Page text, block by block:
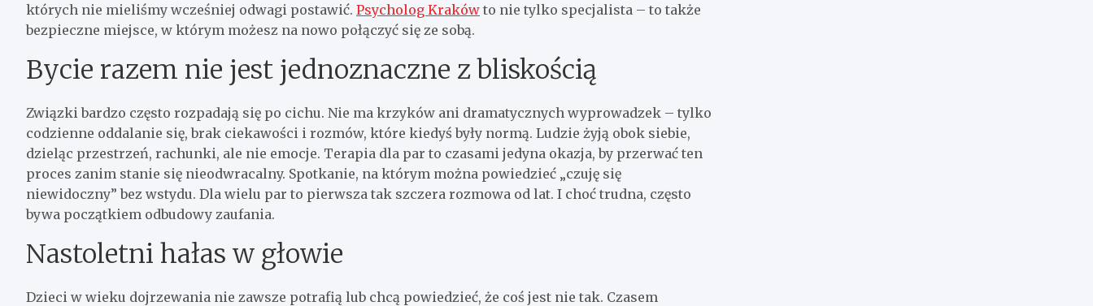
których nie mieliśmy wcześniej odwagi postawić. Psycholog Kraków to nie tylko specjalista – to także
bezpieczne miejsce, w którym możesz na nowo połączyć się ze sobą.
Bycie razem nie jest jednoznaczne z bliskością
Związki bardzo często rozpadają się po cichu. Nie ma krzyków ani dramatycznych wyprowadzek – tylko
codzienne oddalanie się, brak ciekawości i rozmów, które kiedyś były normą. Ludzie żyją obok siebie,
dzieląc przestrzeń, rachunki, ale nie emocje. Terapia dla par to czasami jedyna okazja, by przerwać ten
proces zanim stanie się nieodwracalny. Spotkanie, na którym można powiedzieć „czuję się
niewidoczny” bez wstydu. Dla wielu par to pierwsza tak szczera rozmowa od lat. I choć trudna, często
bywa początkiem odbudowy zaufania.
Nastoletni hałas w głowie
Dzieci w wieku dojrzewania nie zawsze potrafią lub chcą powiedzieć, że coś jest nie tak. Czasem